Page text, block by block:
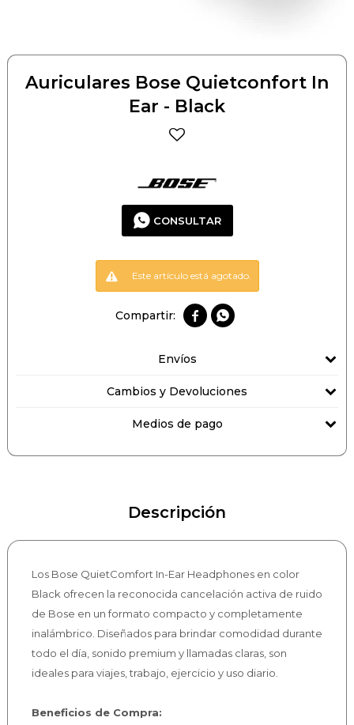
Auriculares Bose Quietconfort In
Ear - Black
CONSULTAR
Este artículo está agotado.
 
Envíos
Cambios y Devoluciones
Medios de pago
Descripción
Los Bose QuietComfort In-Ear Headphones en color
Black ofrecen la reconocida cancelación activa de ruido
de Bose en un formato compacto y completamente
inalámbrico. Diseñados para brindar comodidad durante
todo el día, sonido premium y llamadas claras, son
ideales para viajes, trabajo, ejercicio y uso diario.
Beneficios de Compra: